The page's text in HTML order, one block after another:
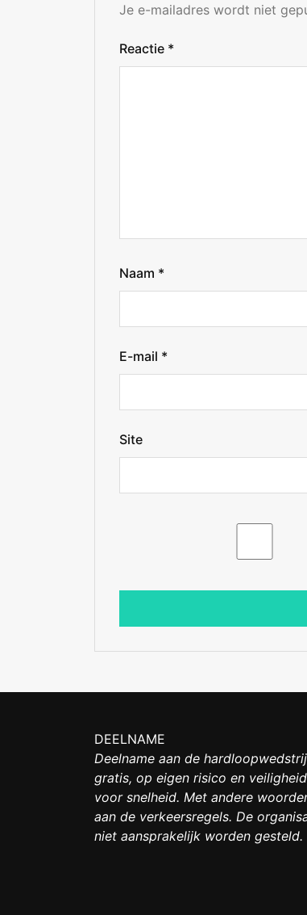
Je e-mailadres wordt niet
Reactie *
Naam *
E-mail *
Site
DEELNAME
Deelname aan de
gratis, op eigen risico en
voor snelheid. Met andere
aan de verkeersregels. De
niet aansprakelijk worden gesteld.